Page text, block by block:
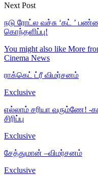
Next Post
நடு ரோட்ல வச்சு ‘கட் ’
கொந்தளிப்பு!
You might also like More
Cinema News
ராக்கெட் ட்ரீ விமர்சனம்
Exclusive
எல்லாம் சரியா வரும்ணே! -
சிரிப்பு
Exclusive
சேத்துமான் –விமர்சனம்
Exclusive